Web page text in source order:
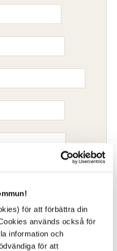
för att förbättra din
används också för
information och
för att